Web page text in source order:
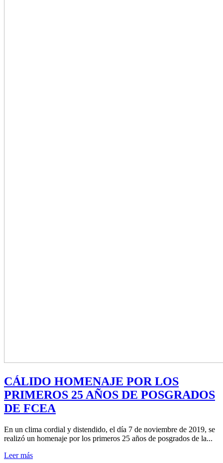
CÁLIDO HOMENAJE POR LOS
PRIMEROS 25 AÑOS DE POSGRADOS
DE FCEA
En un clima cordial y distendido, el día 7 de noviembre de 2019, se
realizó un homenaje por los primeros 25 años de posgrados de la...
Leer más